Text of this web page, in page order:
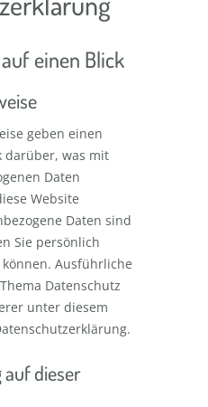
einen Blick
geben einen
darüber, was mit
Daten
Website
Daten sind
Sie persönlich
Ausführliche
Datenschutz
unter diesem
auf dieser